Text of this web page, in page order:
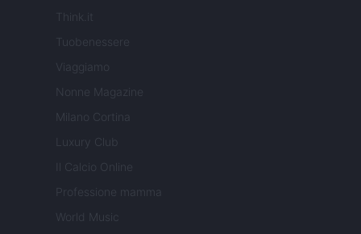
Think.it
Tuobenessere
Viaggiamo
Nonne Magazine
Milano Cortina
Luxury Club
Il Calcio Online
Professione mamma
World Music